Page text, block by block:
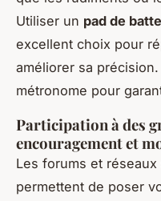
Utiliser un pad de
excellent choix pour
améliorer sa
métronome pour
Participation à des
encouragement et
Les forums et
permettent de poser